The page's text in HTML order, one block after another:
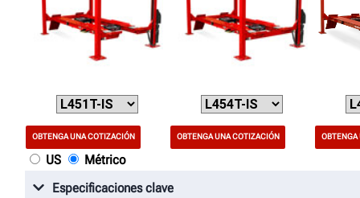
OBTENGA UNA COTIZACIÓN OBTENGA UNA COTIZACIÓN OBTENGA
US
Métrico
Especificaciones clave